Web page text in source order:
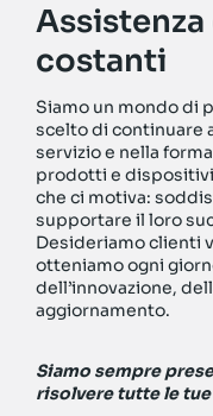
Assistenza
costanti
Siamo un mondo di
scelto di continuare
servizio e nella
prodotti e
che ci motiva:
supportare il loro
Desideriamo clienti
otteniamo ogni
dell’innovazione,
aggiornamento.
Siamo sempre
risolvere tutte le